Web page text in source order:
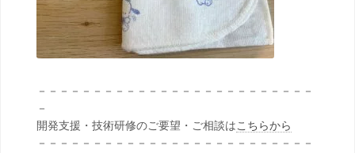
－－－－－－－－－－－－－－－－－－－－－－－－－
－
開発支援・技術研修のご要望・ご相談はこちらから
－－－－－－－－－－－－－－－－－－－－－－－－－